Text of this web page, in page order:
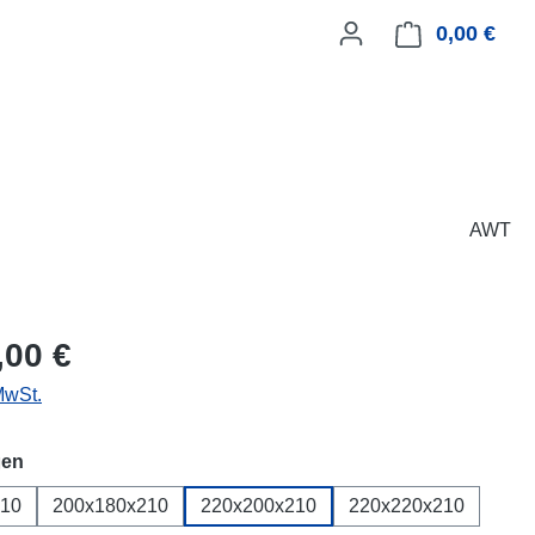
0,00 €
AWT
€
200x180x210 220x200x210 220x220x210